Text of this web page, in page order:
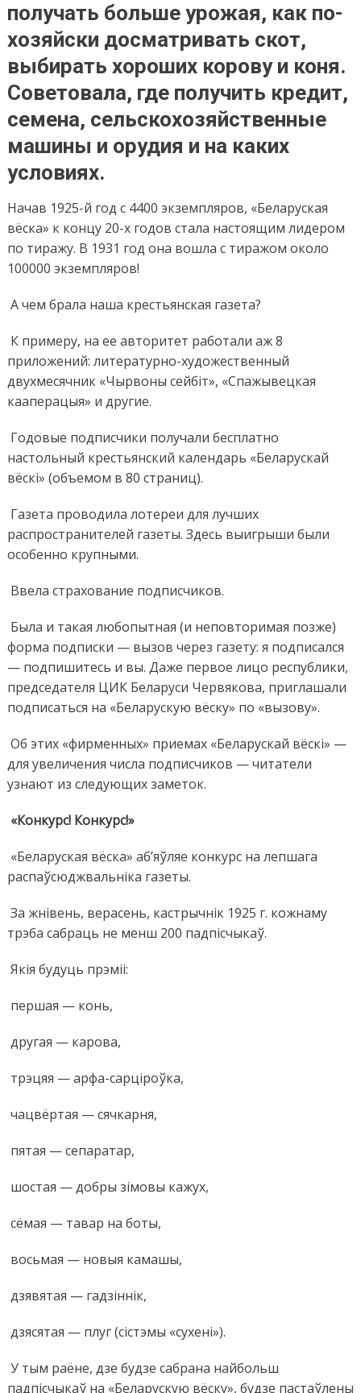
получать больше урожая, как по-
хозяйски досматривать скот,
выбирать хороших корову и коня.
Советовала, где получить кредит,
семена, сельскохозяйственные
машины и орудия и на каких
условиях.
Начав 1925-й год с 4400 экземпляров, «Беларуская
вёска» к концу 20-х годов стала настоящим лидером
по тиражу. В 1931 год она вошла с тиражом около
100000 экземпляров!
А чем брала наша крестьянская газета?
К примеру, на ее авторитет работали аж 8
приложений: литературно-художественный
двухмесячник «Чырвоны сейбіт», «Спажывецкая
кааперацыя» и другие.
Годовые подписчики получали бесплатно
настольный крестьянский календарь «Беларускай
вёскі» (объемом в 80 страниц).
Газета проводила лотереи для лучших
распространителей газеты. Здесь выигрыши были
особенно крупными.
Ввела страхование подписчиков.
Была и такая любопытная (и неповторимая позже)
форма подписки — вызов через газету: я подписался
— подпишитесь и вы. Даже первое лицо республики,
председателя ЦИК Беларуси Червякова, приглашали
подписаться на «Беларускую вёску» по «вызову».
Об этих «фирменных» приемах «Беларускай вёскі» —
для увеличения числа подписчиков — читатели
узнают из следующих заметок.
«Конкурс! Конкурс!»
«Беларуская вёска» аб’яўляе конкурс на лепшага
распаўсюджвальніка газеты.
За жнівень, верасень, кастрычнік 1925 г. кожнаму
трэба сабраць не менш 200 падпісчыкаў.
Якія будуць прэміі:
першая — конь,
другая — карова,
трэцяя — арфа-сарціроўка,
чацвёртая — сячкарня,
пятая — сепаратар,
шостая — добры зімовы кажух,
сёмая — тавар на боты,
восьмая — новыя камашы,
дзявятая — гадзіннік,
дзясятая — плуг (сістэмы «сухені»).
У тым раёне, дзе будзе сабрана найбольш
падпісчыкаў на «Беларускую вёску», будзе пастаўлены